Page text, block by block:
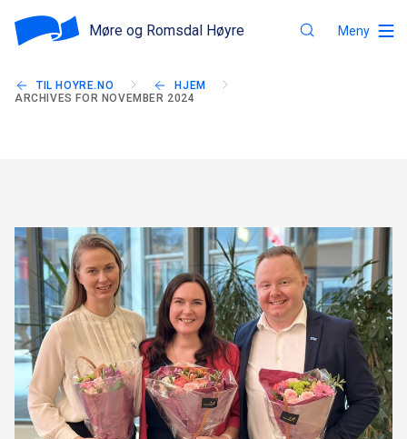
Møre og Romsdal Høyre Meny
TIL HOYRE.NO
HJEM
ARCHIVES FOR NOVEMBER 2024